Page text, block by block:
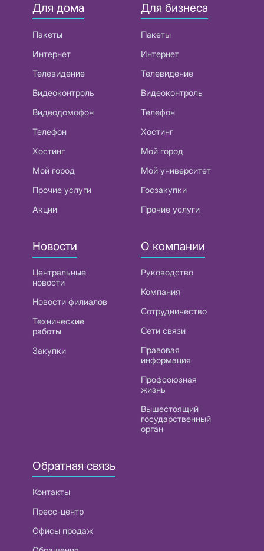
Для дома
Пакеты
Интернет
Телевидение
Видеоконтроль
Видеодомофон
Телефон
Хостинг
Мой город
Прочие услуги
Акции
Для бизнеса
Пакеты
Интернет
Телевидение
Видеоконтроль
Телефон
Хостинг
Мой город
Мой университет
Госзакупки
Прочие услуги
Новости
Центральные
новости
Новости филиалов
Технические
работы
Закупки
О компании
Руководство
Компания
Сотрудничество
Сети связи
Правовая
информация
Профсоюзная
жизнь
Вышестоящий
государственный
орган
Обратная связь
Контакты
Пресс-центр
Офисы продаж